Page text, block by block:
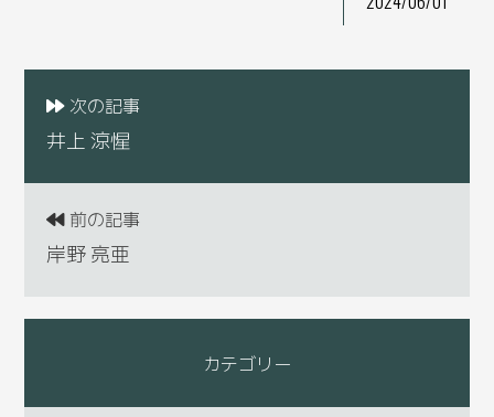
次の記事
井上 涼惺
前の記事
岸野 亮亜
カテゴリー